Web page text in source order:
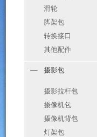
滑轮
脚架包
转换接口
其他配件
摄影包
摄影拉杆包
摄像机包
摄像机背包
灯架包